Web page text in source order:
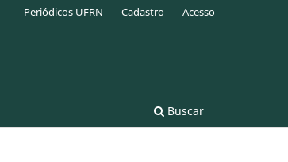
Buscar
Periódicos UFRN Cadastro Acesso